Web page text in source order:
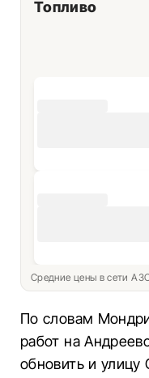
Топливо
Средние цены в сети
По словам
работ на
обновить и улицу